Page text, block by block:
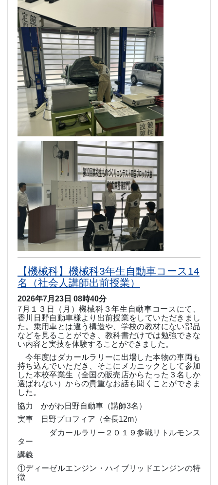
【機械科】機械科3年生自動車コース14
名（社会人講師出前授業）
2026年7月23日 08時40分
7 月１３日（月）機械科３年生自動車コースにて、
香川日野自動車様より出前授業をしていただきまし
た。乗用車とは違う構造や、学校の教材にない部品
などを見ることができ、教科書だけでは勉強できな
い内容と実技を体験することができました。
今年度はダカールラリーに出場した本物の車両も
持ち込んでいただき、そこにメカニックとして参加
した本校卒業生（全国の販売店からたった３名しか
選ばれない）からの貴重なお話も聞くことができま
した。
協力 かがわ日野自動車（講師3名）
実車 日野プロフィア（全長12m）
ダカールラリー２０１９参戦リトルモンス
ター
講義
①ディーゼルエンジン・ハイブリッドエンジンの特
徴